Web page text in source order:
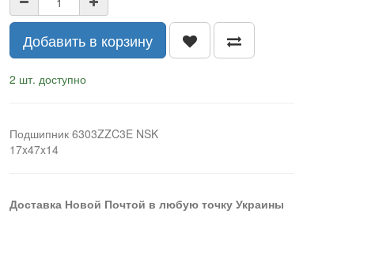
Добавить в корзину
2 шт. доступно
Подшипник 6303ZZC3E NSK
17x47x14
Доставка Новой Почтой в любую точку Украины